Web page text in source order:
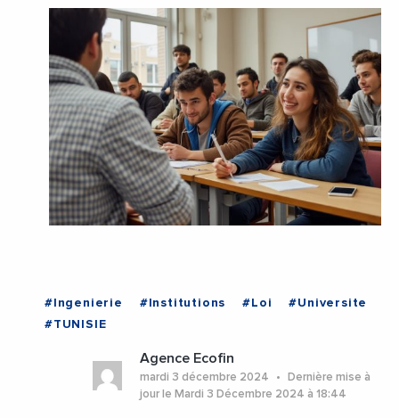
#Ingenierie #Institutions #Loi
#Universite
#TUNISIE
Agence Ecofin
mardi 3 décembre 2024
Dernière mise à
jour le Mardi 3 Décembre 2024 à 18:44